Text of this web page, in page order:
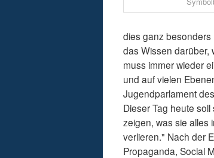
dies ganz besonders
das Wissen darüber,
muss immer wieder
und auf vielen
Jugendparlament
Dieser Tag heute
zeigen, was sie alles
verlieren." Nach der
Propaganda, Social